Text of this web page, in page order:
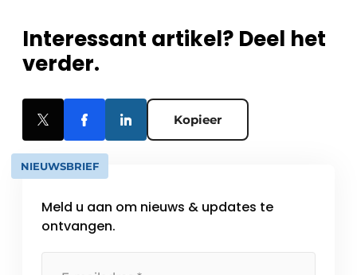
Interessant artikel? Deel het
verder.
Kopieer
NIEUWSBRIEF
Meld u aan om nieuws & updates te
ontvangen.